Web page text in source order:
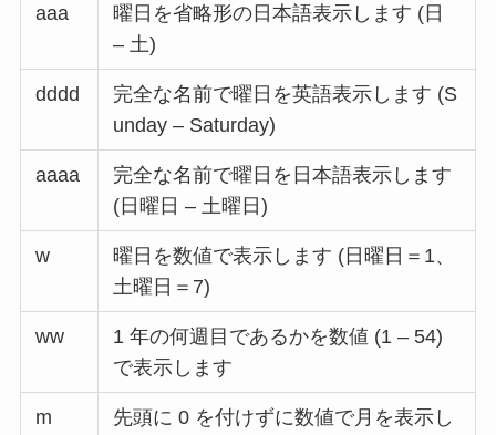
aaa
曜日を省略形の日本語表示します (日
– 土)
dddd
完全な名前で曜日を英語表示します (S
unday – Saturday)
aaaa
完全な名前で曜日を日本語表示します
(日曜日 – 土曜日)
w
曜日を数値で表示します (日曜日＝1、
土曜日＝7)
ww
1 年の何週目であるかを数値 (1 – 54)
で表示します
m
先頭に 0 を付けずに数値で月を表示し